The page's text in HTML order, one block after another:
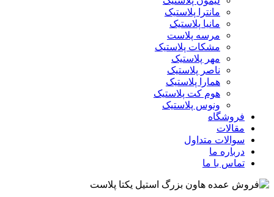
مانترا پلاستیک
مانیا پلاستیک
مرسه پلاست
مشکات پلاستیک
مهر پلاستیک
ناصر پلاستیک
همارا پلاستیک
هوم کت پلاستیک
ونوس پلاستیک
فروشگاه
مقالات
سوالات متداول
درباره ما
تماس با ما